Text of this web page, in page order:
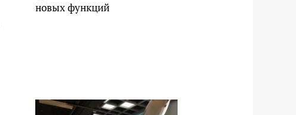
новых функций